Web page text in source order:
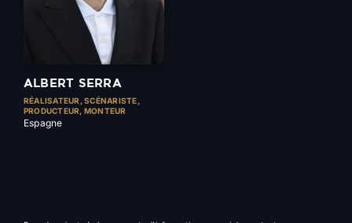
ALBERT SERRA
RÉALISATEUR, SCÉNARISTE,
PRODUCTEUR, MONTEUR
Espagne